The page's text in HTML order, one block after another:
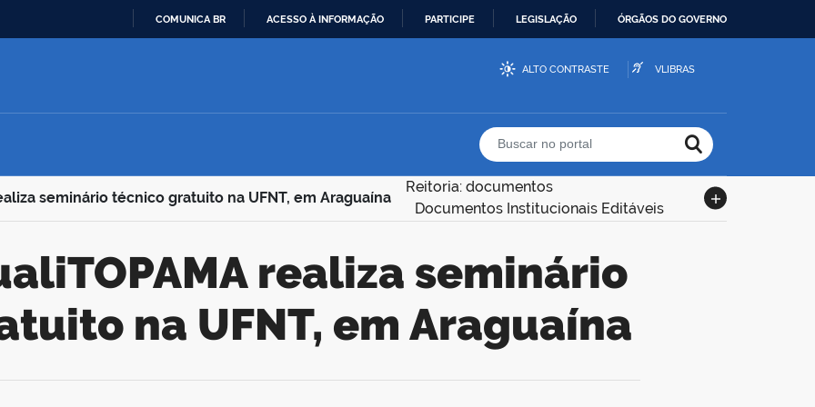
CONTEÚDO
COMUNICA BR ACESSO À INFORMAÇÃO PARTICIPE LEGISLAÇÃO ÓRGÃOS DO GOVERNO
ALTO CONTRASTE VLIBRAS
Buscar no portal
seminário técnico gratuito na UFNT, em Araguaína
Reitoria: documentos
Documentos Institucionais Editáveis
na UFNT, em Araguaína